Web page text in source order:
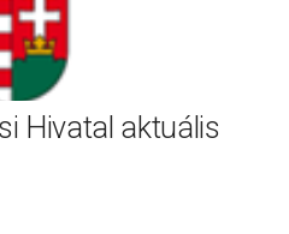
Hivatal aktuális